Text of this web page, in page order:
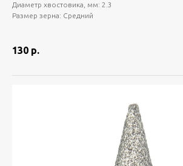
Диаметр хвостовика, мм: 2.3
Размер зерна: Средний
130 р.